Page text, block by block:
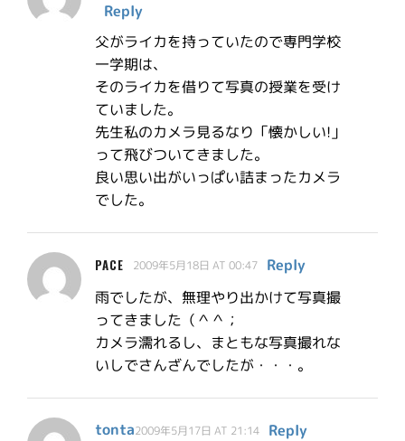
Reply
父がライカを持っていたので専門学校
一学期は、
そのライカを借りて写真の授業を受け
ていました。
先生私のカメラ見るなり「懐かしい!」
って飛びついてきました。
良い思い出がいっぱい詰まったカメラ
でした。
PACE 2009年5月18日 AT 00:47
Reply
雨でしたが、無理やり出かけて写真撮
ってきました（＾＾；
カメラ濡れるし、まともな写真撮れな
いしでさんざんでしたが・・・。
tonta2009年5月17日 AT 21:14
Reply